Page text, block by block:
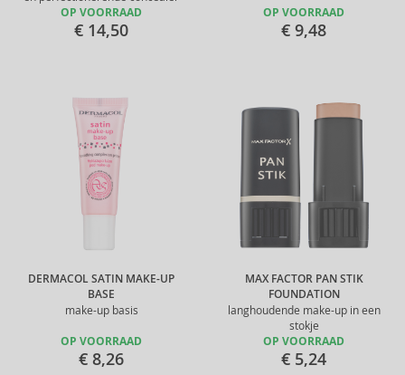
OP VOORRAAD
€ 14,50
OP VOORRAAD
€ 9,48
DERMACOL SATIN MAKE-UP
BASE
make-up basis
OP VOORRAAD
€ 8,26
MAX FACTOR PAN STIK
FOUNDATION
langhoudende make-up in een
stokje
OP VOORRAAD
€ 5,24